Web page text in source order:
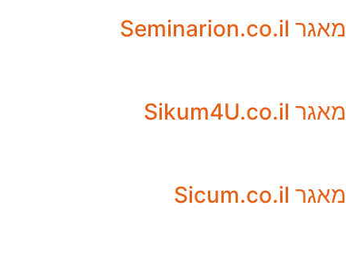
מאגר Seminarion.co.il
מאגר Sikum4U.co.il
מאגר Sicum.co.il